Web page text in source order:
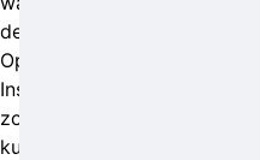
de
Opel
Insignia
zou
kunnen